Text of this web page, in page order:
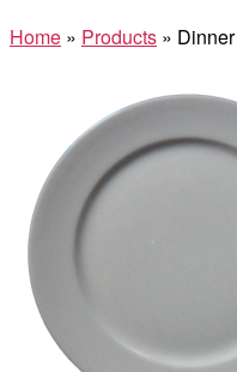
Home » Products »